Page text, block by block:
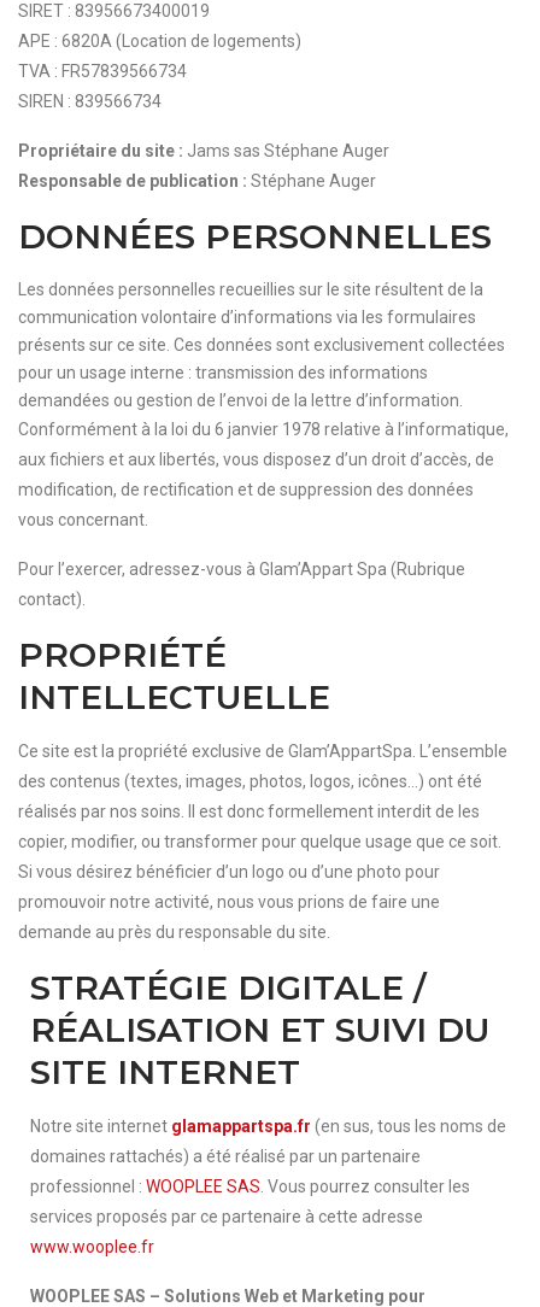
SIRET : 83956673400019
APE : 6820A (Location de logements)
TVA : FR57839566734
SIREN : 839566734
Propriétaire du site : Jams sas Stéphane Auger
Responsable de publication : Stéphane Auger
DONNÉES PERSONNELLES
Les données personnelles recueillies sur le site résultent de la
communication volontaire d’informations via les formulaires
présents sur ce site. Ces données sont exclusivement collectées
pour un usage interne : transmission des informations
demandées ou gestion de l’envoi de la lettre d’information.
Conformément à la loi du 6 janvier 1978 relative à l’informatique,
aux fichiers et aux libertés, vous disposez d’un droit d’accès, de
modification, de rectification et de suppression des données
vous concernant.
Pour l’exercer, adressez-vous à Glam’Appart Spa (Rubrique
contact).
PROPRIÉTÉ
INTELLECTUELLE
Ce site est la propriété exclusive de Glam’AppartSpa. L’ensemble
des contenus (textes, images, photos, logos, icônes…) ont été
réalisés par nos soins. Il est donc formellement interdit de les
copier, modifier, ou transformer pour quelque usage que ce soit.
Si vous désirez bénéficier d’un logo ou d’une photo pour
promouvoir notre activité, nous vous prions de faire une
demande au près du responsable du site.
STRATÉGIE DIGITALE /
RÉALISATION ET SUIVI DU
SITE INTERNET
Notre site internet glamappartspa.fr (en sus, tous les noms de
domaines rattachés) a été réalisé par un partenaire
professionnel : WOOPLEE SAS . Vous pourrez consulter les
services proposés par ce partenaire à cette adresse
www.wooplee.fr
WOOPLEE SAS – Solutions Web et Marketing pour